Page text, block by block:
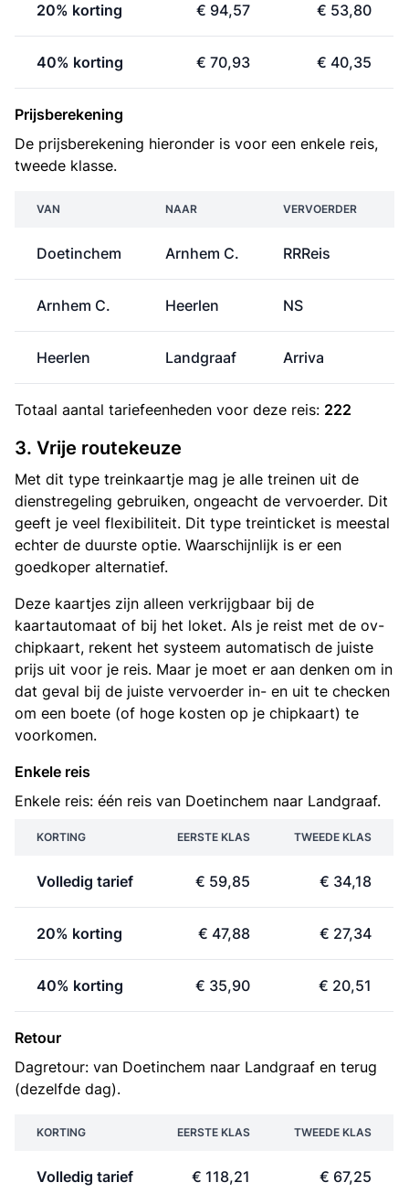
20% korting € 94,57 € 53,80
40% korting € 70,93 € 40,35
Prijsberekening
De prijsberekening hieronder is voor een enkele reis,
tweede klasse.
VAN NAAR VERVOERDER
Doetinchem Arnhem C. RRReis
Arnhem C. Heerlen NS
Heerlen Landgraaf Arriva
Totaal aantal tariefeenheden voor deze reis: 222
3. Vrije routekeuze
Met dit type treinkaartje mag je alle treinen uit de
dienstregeling gebruiken, ongeacht de vervoerder. Dit
geeft je veel flexibiliteit. Dit type treinticket is meestal
echter de duurste optie. Waarschijnlijk is er een
goedkoper alternatief.
Deze kaartjes zijn alleen verkrijgbaar bij de
kaartautomaat of bij het loket. Als je reist met de ov-
chipkaart, rekent het systeem automatisch de juiste
prijs uit voor je reis. Maar je moet er aan denken om in
dat geval bij de juiste vervoerder in- en uit te checken
om een boete (of hoge kosten op je chipkaart) te
voorkomen.
Enkele reis
Enkele reis: één reis van Doetinchem naar Landgraaf.
KORTING EERSTE KLAS TWEEDE KLAS
Volledig tarief € 59,85 € 34,18
20% korting € 47,88 € 27,34
40% korting € 35,90 € 20,51
Retour
Dagretour: van Doetinchem naar Landgraaf en terug
(dezelfde dag).
KORTING EERSTE KLAS TWEEDE KLAS
Volledig tarief € 118,21 € 67,25